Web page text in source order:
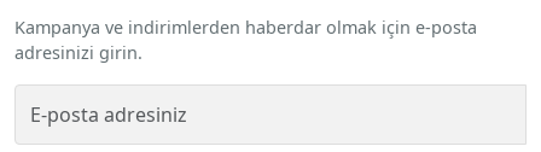
Kampanya ve indirimlerden haberdar olmak için e-posta
adresinizi girin.